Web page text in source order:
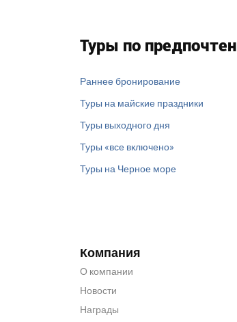
Туры по
Раннее бронирование
Туры на майские праздники
Туры выходного дня
Туры «все включено»
Туры на Черное море
Компания
О компании
Новости
Награды